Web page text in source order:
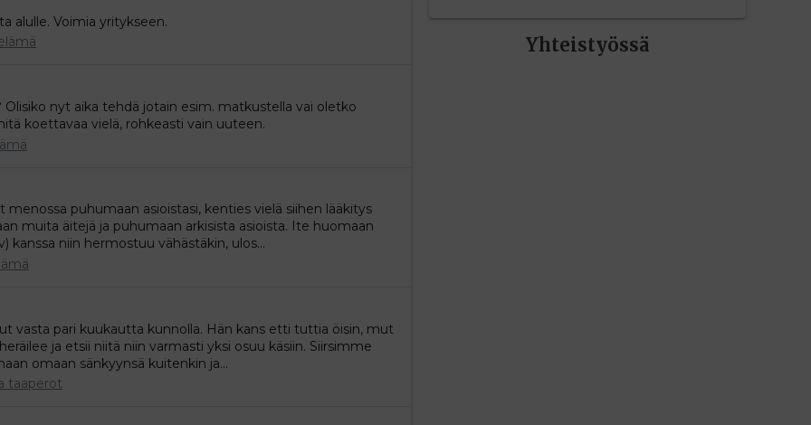
alulle. Voimia yritykseen.
nyt aika tehdä jotain esim. matkustella vai oletko
koettavaa vielä, rohkeasti vain uuteen.
puhumaan asioistasi, kenties vielä siihen lääkitys
muita äitejä ja puhumaan arkisista asioista. Ite huomaan
kanssa niin hermostuu vähästäkin, ulos...
vasta pari kuukautta kunnolla. Hän kans etti tuttia öisin, mut
ja etsii niitä niin varmasti yksi osuu käsiin. Siirsimme
omaan sänkyynsä kuitenkin ja...
taaperot
Yhteistyössä